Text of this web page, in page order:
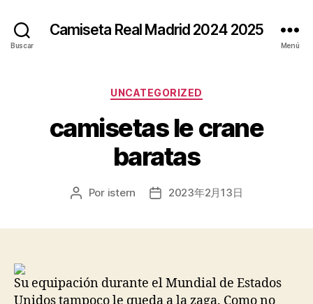
Buscar
Camiseta Real Madrid 2024 2025
Menú
Categorías
UNCATEGORIZED
camisetas le crane
baratas
Autor
Por istern
Fecha2023年2月13日
Su equipación durante el Mundial de Estados
Unidos tampoco le queda a la zaga. Como no